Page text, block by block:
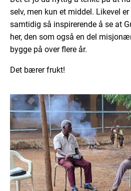
selv, men kun et middel. Likevel
samtidig så inspirerende å se at
her, den som også en del
bygge på over flere år.
Det bærer frukt!